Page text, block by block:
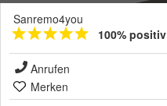
Sanremo4you
100% positiv
Anrufen
Merken